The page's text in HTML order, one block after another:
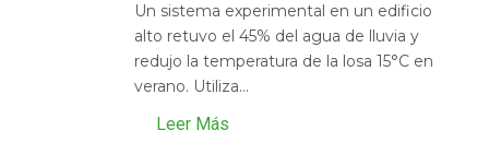
Un sistema experimental en un edificio
alto retuvo el 45% del agua de lluvia y
redujo la temperatura de la losa 15°C en
verano. Utiliza...
Leer Más